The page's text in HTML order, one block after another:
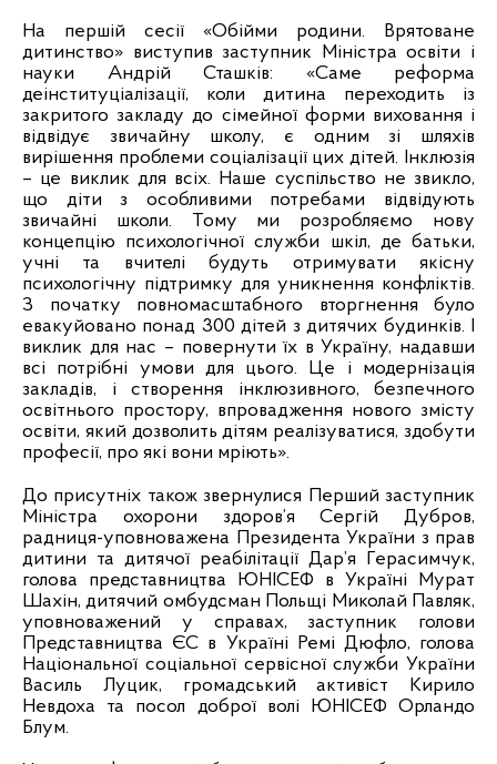
На першій сесії «Обійми родини. Врятоване
дитинство» виступив заступник Міністра освіти і
науки Андрій Сташків: «Саме реформа
деінституціалізації, коли дитина переходить із
закритого закладу до сімейної форми виховання і
відвідує звичайну школу, є одним зі шляхів
вирішення проблеми соціалізації цих дітей. Інклюзія
– це виклик для всіх. Наше суспільство не звикло,
що діти з особливими потребами відвідують
звичайні школи. Тому ми розробляємо нову
концепцію психологічної служби шкіл, де батьки,
учні та вчителі будуть отримувати якісну
психологічну підтримку для уникнення конфліктів.
З початку повномасштабного вторгнення було
евакуйовано понад 300 дітей з дитячих будинків. І
виклик для нас – повернути їх в Україну, надавши
всі потрібні умови для цього. Це і модернізація
закладів, і створення інклюзивного, безпечного
освітнього простору, впровадження нового змісту
освіти, який дозволить дітям реалізуватися, здобути
професії, про які вони мріють».
До присутніх також звернулися Перший заступник
Міністра охорони здоров’я Сергій Дубров,
радниця-уповноважена Президента України з прав
дитини та дитячої реабілітації Дар’я Герасимчук,
голова представництва ЮНІСЕФ в Україні Мурат
Шахін, дитячий омбудсман Польщі Миколай Павляк,
уповноважений у справах, заступник голови
Представництва ЄС в Україні Ремі Дюфло, голова
Національної соціальної сервісної служби України
Василь Луцик, громадський активіст Кирило
Невдоха та посол доброї волі ЮНІСЕФ Орландо
Блум.